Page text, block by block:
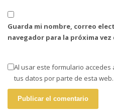
Guarda mi nombre, correo
navegador para la próxima vez
Al usar este formulario
tus datos por parte de esta web.